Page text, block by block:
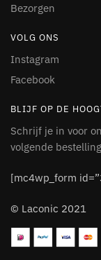
Bezorgen
VOLG ONS
Instagram
Facebook
BLIJF OP DE
Schrijf je in voor
volgende
[mc4wp_form
© Laconic 2021